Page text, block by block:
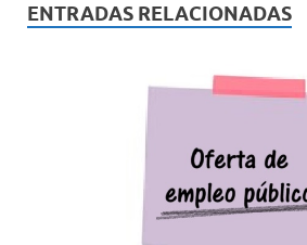
ENTRADAS RELACIONADAS